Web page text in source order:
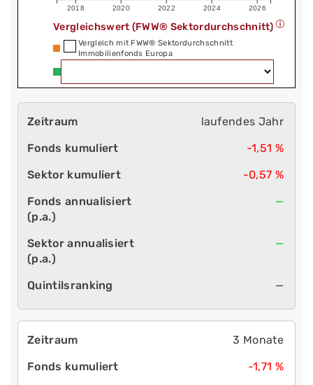
2018 2020 2022 2024 2026
Vergleichswert (FWW® Sektordurchschnitt)
Vergleich mit FWW® Sektordurchschnitt
Immobilienfonds Europa
laufendes Jahr
-1,51 %
-0,57 %
—
—
—
3 Monate
-1,71 %